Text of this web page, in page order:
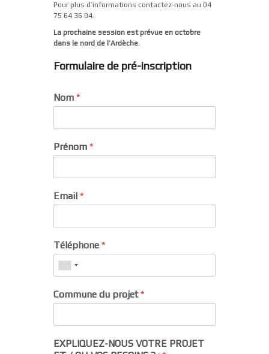
Pour plus d’informations contactez-nous au 04
75 64 36 04.
La prochaine session est prévue en octobre
dans le nord de l’Ardèche.
Formulaire de pré-inscription
Nom *
Prénom *
Email *
Téléphone *
Commune du projet*
EXPLIQUEZ-NOUS VOTRE PROJET